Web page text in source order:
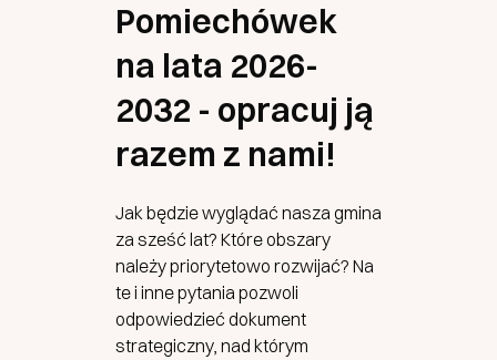
Pomiechówek
na lata 2026-
2032 - opracuj ją
razem z nami!
Jak będzie wyglądać nasza gmina
za sześć lat? Które obszary
należy priorytetowo rozwijać? Na
te i inne pytania pozwoli
odpowiedzieć dokument
strategiczny, nad którym